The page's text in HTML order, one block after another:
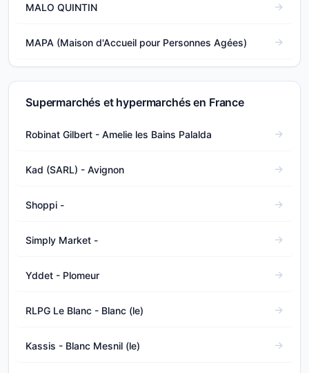
MALO QUINTIN
MAPA (Maison d'Accueil pour Personnes Agées)
Supermarchés et hypermarchés en France
Robinat Gilbert - Amelie les Bains Palalda
Kad (SARL) - Avignon
Shoppi -
Simply Market -
Yddet - Plomeur
RLPG Le Blanc - Blanc (le)
Kassis - Blanc Mesnil (le)